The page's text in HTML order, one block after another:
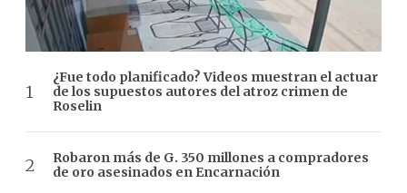
¿Fue todo planificado? Videos muestran el actuar
de los supuestos autores del atroz crimen de
Roselin
Robaron más de G. 350 millones a compradores
de oro asesinados en Encarnación